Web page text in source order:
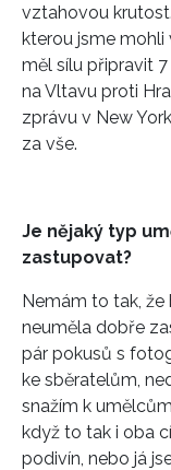
vztahovou
kterou jsme mohli
měl sílu připravit
na Vltavu proti
zprávu v New
za vše.
Je nějaký typ
zastupovat?
Nemám to tak,
neuměla dobře
pár pokusů s
ke sběratelům,
snažím k
když to tak i oba
podivín, nebo já